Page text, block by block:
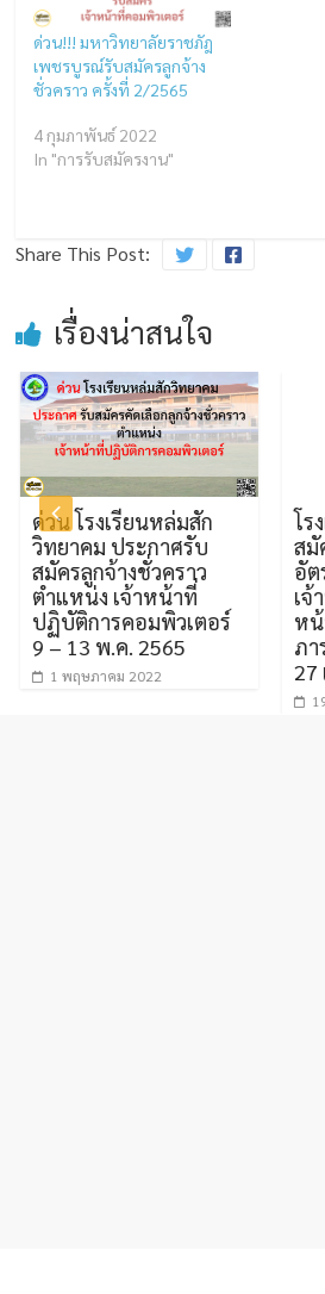
ด่วน!!! มหาวิทยาลัยราชภัฎ
เพชรบูรณ์รับสมัครลูกจ้าง
ชั่วคราว ครั้งที่ 2/2565
4 กุมภาพันธ์ 2022
In "การรับสมัครงาน"
Share This Post:
เรื่องน่าสนใจ
ด่วน โรงเรียนหล่มสัก
วิทยาคม ประกาศรับ
สมัครลูกจ้างชั่วคราว
ตำแหน่ง เจ้าหน้าที่
ปฏิบัติการคอมพิวเตอร์
9 – 13 พ.ค. 2565
1 พฤษภาคม 2022
โร
สมั
อัต
เจ้
หน้
ภา
27